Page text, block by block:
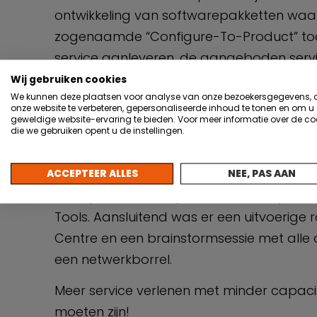
ontwikkeling van softwarepakketten
zogenaamde “Configure-To-Product”
service aanleveren, de aangeboden
persoonlijker en intensiever naar
te hebben.
Na een introductie van
(Festo)
nieuwste innovaties en ontwikkelingen in
(Festo). Hij behandelde topics
Tools. Aansluitend was er een
Centre en een brainstormsessie met
een netwerkborrel.
Meer service verlenen met minder
moeten zijn!
Wij gebruiken cookies
We kunnen deze plaatsen voor analyse van onze bezoekersgegevens,
onze website te verbeteren, gepersonaliseerde inhoud te tonen en om u
geweldige website-ervaring te bieden. Voor meer informatie over de
die we gebruiken opent u de instellingen.
ACCEPTEER ALLES NEE, PAS AAN